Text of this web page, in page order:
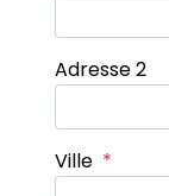
Adresse 2
Ville *